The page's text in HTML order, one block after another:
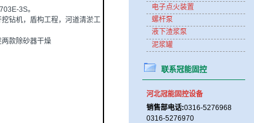
电子点火装置
螺杆泵
液下渣浆泵
泥浆罐
联系冠能固控
河北冠能固控设备
销售部电话:0316-5276968
0316-5276970
3S。
钻机，盾构工程，河道清淤工
款除砂器干燥